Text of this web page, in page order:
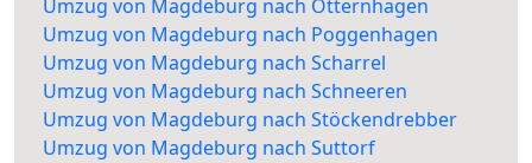
Umzug von Magdeburg nach Otternhagen
Umzug von Magdeburg nach Poggenhagen
Umzug von Magdeburg nach Scharrel
Umzug von Magdeburg nach Schneeren
Umzug von Magdeburg nach Stöckendrebber
Umzug von Magdeburg nach Suttorf